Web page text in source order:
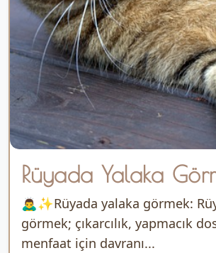
Rüyada Yalaka
🙇‍♂️✨Rüyada yalaka görmek:
görmek; çıkarcılık, yapmacık
menfaat için davranı...